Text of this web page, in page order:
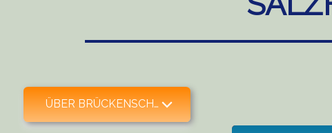
ÜBER BRÜCKENSCHLAGexpand child menu